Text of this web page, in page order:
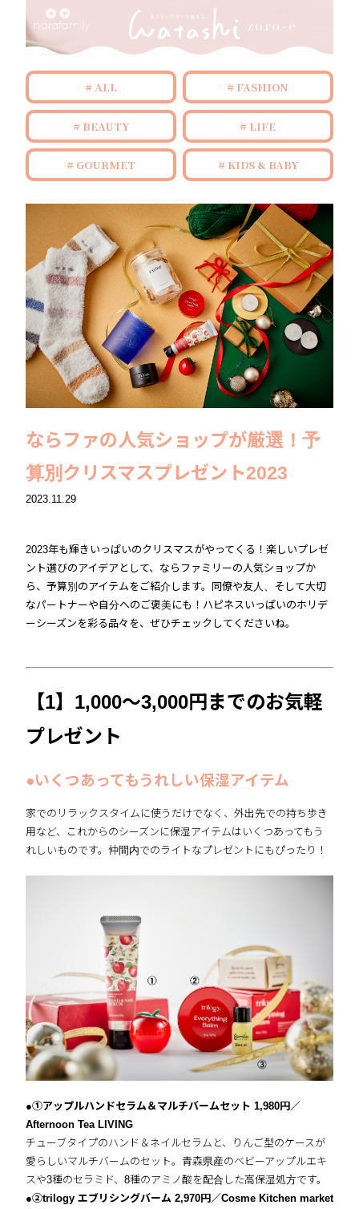
ALL FASHION
BEAUTY LIFE
GOURMET KIDS & BABY
ならファの人気ショップが厳選！予
算別クリスマスプレゼント2023
2023.11.29
2023年も輝きいっぱいのクリスマスがやってくる！楽しいプレゼ
ント選びのアイデアとして、ならファミリーの人気ショップか
ら、予算別のアイテムをご紹介します。同僚や友人、そして大切
なパートナーや自分へのご褒美にも！ハピネスいっぱいのホリデ
ーシーズンを彩る品々を、ぜひチェックしてくださいね。
【1】1,000〜3,000円までのお気軽
プレゼント
●いくつあってもうれしい保湿アイテム
家でのリラックスタイムに使うだけでなく、外出先での持ち歩き
用など、これからのシーズンに保湿アイテムはいくつあってもう
れしいものです。仲間内でのライトなプレゼントにもぴったり！
●①アップルハンドセラム＆マルチバームセット 1,980円／
Afternoon Tea LIVING
チューブタイプのハンド＆ネイルセラムと、りんご型のケースが
愛らしいマルチバームのセット。青森県産のベビーアップルエキ
スや3種のセラミド、8種のアミノ酸を配合した高保湿処方です。
●②trilogy エブリシングバーム 2,970円／Cosme Kitchen market